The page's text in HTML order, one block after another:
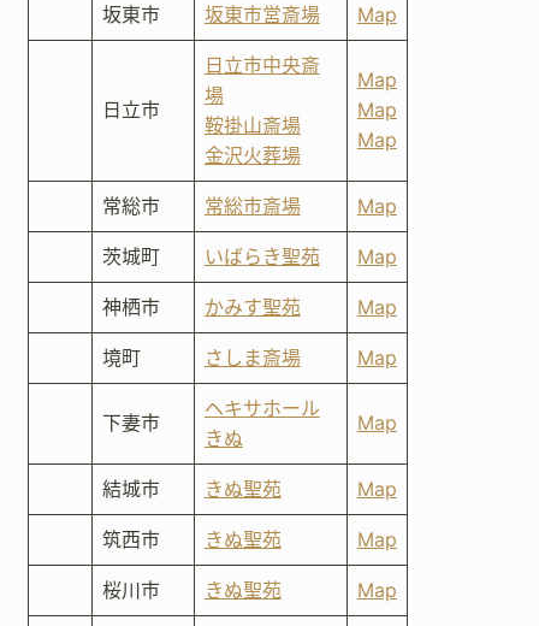
坂東市 坂東市営斎場 Map
日立市
日立市中央斎
場
鞍掛山斎場
金沢火葬場
Map
Map
Map
常総市 常総市斎場 Map
茨城町 いばらき聖苑 Map
神栖市 かみす聖苑 Map
境町 さしま斎場 Map
下妻市
ヘキサホール
きぬ
Map
結城市 きぬ聖苑 Map
筑西市 きぬ聖苑 Map
桜川市 きぬ聖苑 Map